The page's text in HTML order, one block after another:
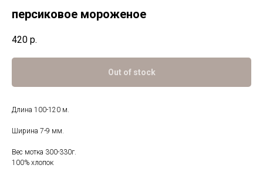
персиковое мороженое
420 р.
Out of stock
Длина 100-120 м.
Ширина 7-9 мм.
Вес мотка 300-330г.
100% хлопок